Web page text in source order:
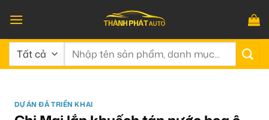
qua
nội
dung
Tìm
DỰ ÁN ĐÃ TRIỂN KHAI